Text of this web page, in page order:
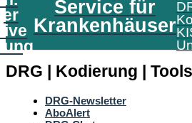
Service für
Krankenhäuser
DRG | Kodierung |
DRG-Newsletter
AboAlert